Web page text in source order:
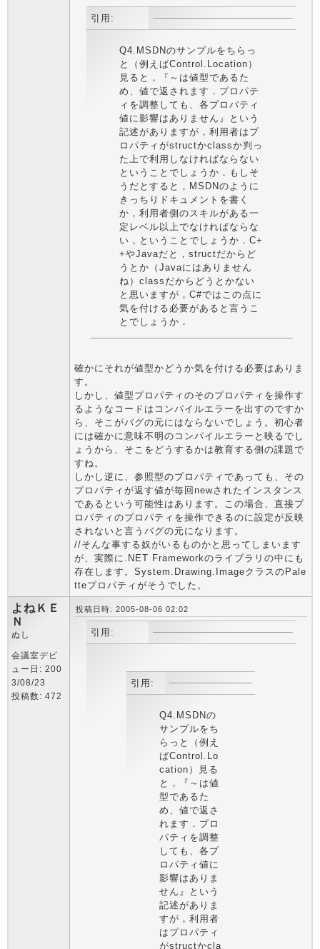
引用:
Q4.MSDNのサンプルをちらっ
と（例えばControl.Location）
見ると，『～は値型であるた
め、値で返されます．プロパテ
ィを調整しても、各プロパティ
値に影響はありません』という
記述がありますが，利用者はプ
ロパティがstructかclassか判っ
た上で利用しなければならない
ということでしょうか．もしそ
うだとすると，MSDNのように
きっちりドキュメントを書く
か，利用者側のスキルがある一
定レベル以上でなければならな
い，ということでしょうか．C+
+やJavaだと，structだからど
うとか（Javaにはありません
ね）classだからどうとかない
と思いますが，C#ではこの点に
気を付ける必要があると言うこ
とでしょうか．
確かにそれが値型かどうか気を付ける必要はありま
す。
しかし、値型プロパティのそのプロパティを操作す
るようなコードはコンパイルエラーを出すのですか
ら、そこがバグの元にはならないでしょう。初心者
には確かに意味不明のコンパイルエラーと映るでし
ょうから、そこをどうするかは教育する側の課題で
すね。
しかし逆に、参照型のプロパティであっても、その
プロパティが返す値が毎回newされたインスタンス
であるという可能性はあります。この場合、直接プ
ロパティのプロパティを操作できるのに設定が反映
されないと言うバグの元になります。
//そんな事する奴がいるものかと思ってしまいます
が、実際に.NET Frameworkのライブラリの中にも
存在します。System.Drawing.ImageクラスのPale
tteプロパティがそうでした。
よねＫＥ
Ｎ
ぬし
会議室デビ
ュー日: 200
3/08/23
投稿数: 472
投稿日時: 2005-08-06 02:02
引用:
引用:
Q4.MSDNの
サンプルをち
らっと（例え
ばControl.Lo
cation）見る
と，『～は値
型であるた
め、値で返さ
れます．プロ
パティを調整
しても、各プ
ロパティ値に
影響はありま
せん』という
記述がありま
すが，利用者
はプロパティ
がstructかcla